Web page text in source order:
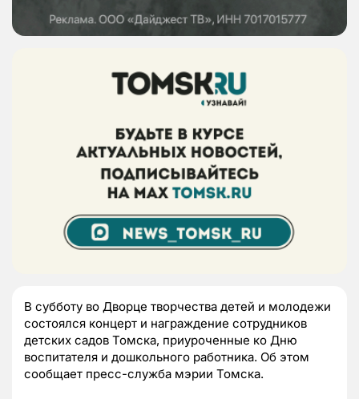
В субботу во Дворце творчества детей и молодежи
состоялся концерт и награждение сотрудников
детских садов Томска, приуроченные ко Дню
воспитателя и дошкольного работника. Об этом
сообщает пресс-служба мэрии Томска.